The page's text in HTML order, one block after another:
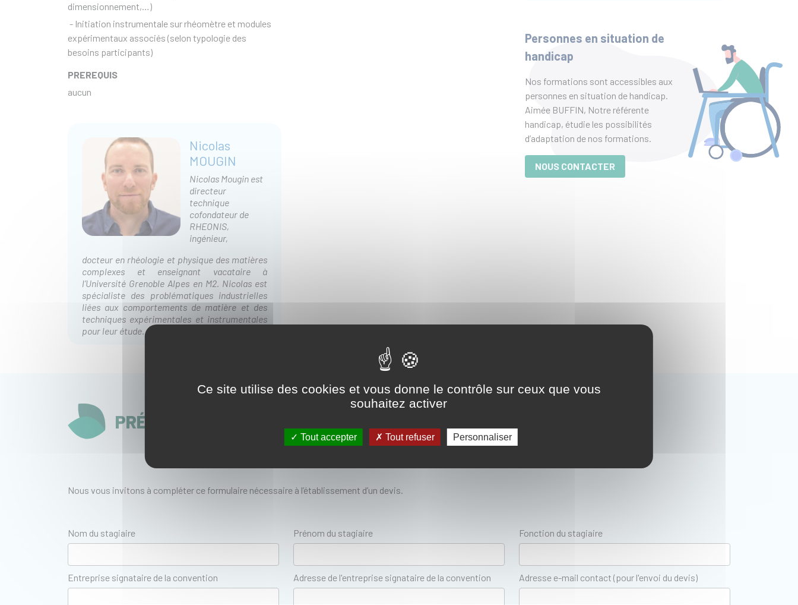
dimensionnement,…)
- Initiation instrumentale sur rhéomètre et modules
expérimentaux associés (selon typologie des
besoins participants)
PREREQUIS
aucun
Nicolas
MOUGIN
Nicolas Mougin est
directeur
technique
cofondateur de
RHEONIS,
ingénieur,
docteur en rhéologie et physique des matières
complexes et enseignant vacataire à
l’Université Grenoble Alpes en M2. Nicolas est
spécialiste des problématiques industrielles
liées aux comportements de matière et des
techniques expérimentales et instrumentales
pour leur étude.
Personnes en situation de
handicap
Nos formations sont accessibles aux
personnes en situation de handicap.
Aimée BUFFIN, Notre référente
handicap, étudie les possibilités
d’adaptation de nos formations.
NOUS CONTACTER
PRÉ-INSCRIPTION
Nous vous invitons à compléter ce formulaire nécessaire à l’établissement d’un devis.
Nom du stagiaire Prénom du stagiaire Fonction du stagiaire
Entreprise signataire de la convention Adresse de l'entreprise signataire de la convention Adresse e-mail contact (pour l'envoi du devis)
Ce site utilise des cookies et vous donne le contrôle sur ceux que vous
souhaitez activer
Tout accepter Tout refuser Personnaliser